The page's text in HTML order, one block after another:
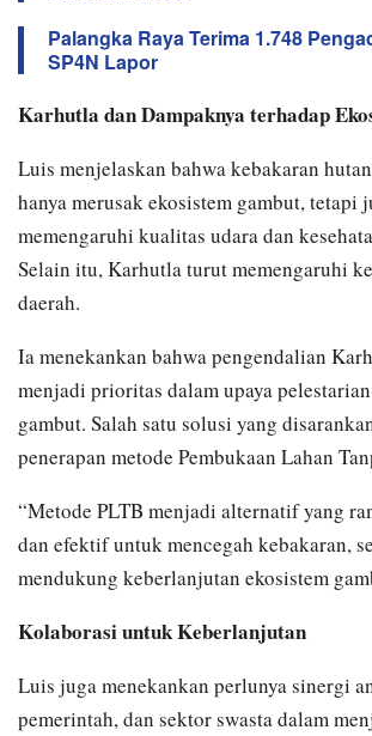
Palangka Raya Terima 1.748
SP4N Lapor
Karhutla dan Dampaknya terhadap
Luis menjelaskan bahwa kebakaran
hanya merusak ekosistem gambut, tetapi
memengaruhi kualitas udara dan
Selain itu, Karhutla turut memengaruhi
daerah.
Ia menekankan bahwa pengendalian
menjadi prioritas dalam upaya
gambut. Salah satu solusi yang
penerapan metode Pembukaan Lahan
“Metode PLTB menjadi alternatif yang
dan efektif untuk mencegah kebakaran,
mendukung keberlanjutan ekosistem
Kolaborasi untuk Keberlanjutan
Luis juga menekankan perlunya sinergi
pemerintah, dan sektor swasta dalam